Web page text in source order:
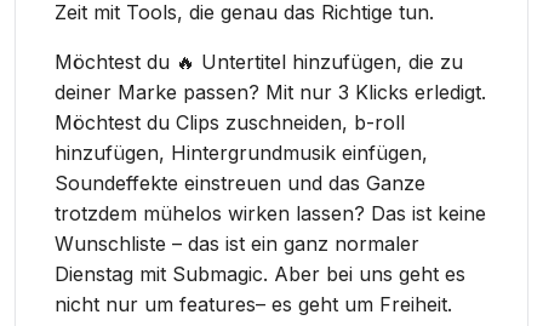
Zeit mit Tools, die genau das Richtige tun.
Möchtest du 🔥 Untertitel hinzufügen, die zu
deiner Marke passen? Mit nur 3 Klicks erledigt.
Möchtest du Clips zuschneiden, b-roll
hinzufügen, Hintergrundmusik einfügen,
Soundeffekte einstreuen und das Ganze
trotzdem mühelos wirken lassen? Das ist keine
Wunschliste – das ist ein ganz normaler
Dienstag mit Submagic. Aber bei uns geht es
nicht nur um features– es geht um Freiheit.